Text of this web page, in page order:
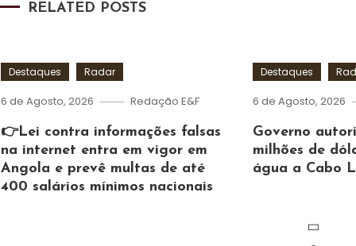
artigos
RELATED POSTS
Destaques Radar
6 de Agosto, 2026 Redação E&F
👉Lei contra informações falsas
na internet entra em vigor em
Angola e prevê multas de até
400 salários mínimos nacionais
Destaques
6 de Agosto, 2026
Governo
milhões de
água a Cabo